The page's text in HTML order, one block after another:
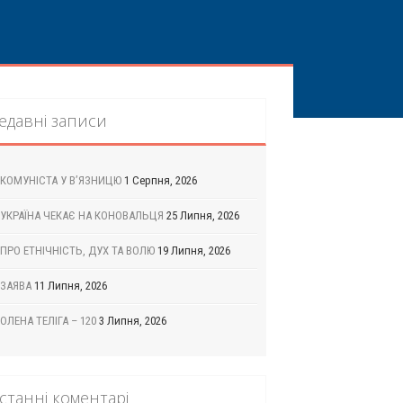
записи
КОМУНІСТА У В’ЯЗНИЦЮ 1 Серпня, 2026
УКРАЇНА ЧЕКАЄ НА КОНОВАЛЬЦЯ 25 Липня, 2026
ПРО ЕТНІЧНІСТЬ, ДУХ ТА ВОЛЮ 19 Липня, 2026
ЗАЯВА 11 Липня, 2026
ОЛЕНА ТЕЛІГА – 120 3 Липня, 2026
коментарі